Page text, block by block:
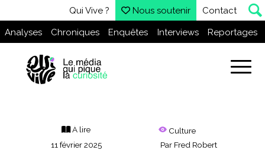
Qui Vive ? Nous soutenir Contact
Analyses Chroniques Enquêtes Interviews Reportages
À lire
Culture
11 février 2025
Par Fred Robert